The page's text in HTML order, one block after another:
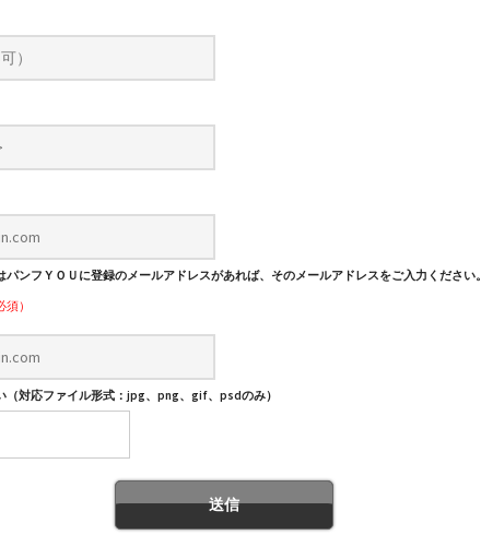
ンフＹＯＵに登録のメールアドレスがあれば、そのメールアドレスをご入力ください。
須）
（対応ファイル形式：jpg、png、gif、psdのみ）